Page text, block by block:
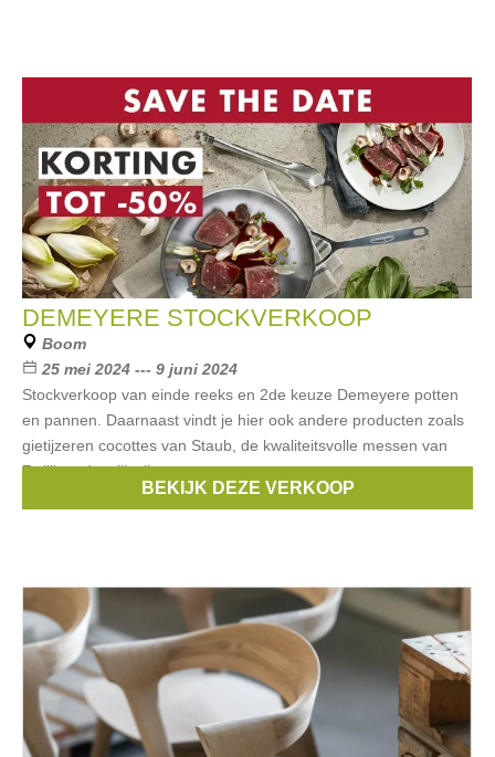
DEMEYERE STOCKVERKOOP
Boom
25 mei 2024 --- 9 juni 2024
Stockverkoop van einde reeks en 2de keuze Demeyere potten
en pannen. Daarnaast vindt je hier ook andere producten zoals
gietijzeren cocottes van Staub, de kwaliteitsvolle messen van
Zwilling, de stijlvolle
Demeyere
BEKIJK DEZE VERKOOP